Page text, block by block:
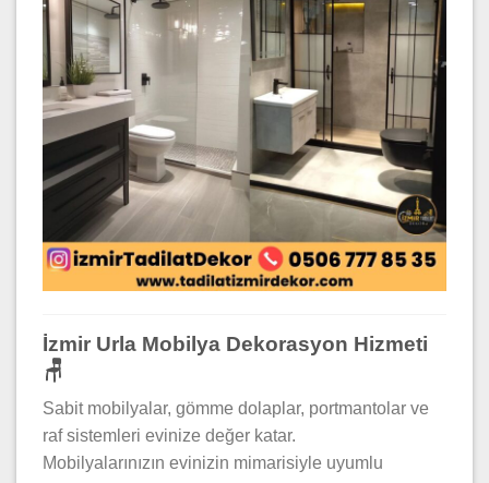
İzmir Urla Mobilya Dekorasyon Hizmeti
🪑
Sabit mobilyalar, gömme dolaplar, portmantolar ve
raf sistemleri evinize değer katar.
Mobilyalarınızın evinizin mimarisiyle uyumlu